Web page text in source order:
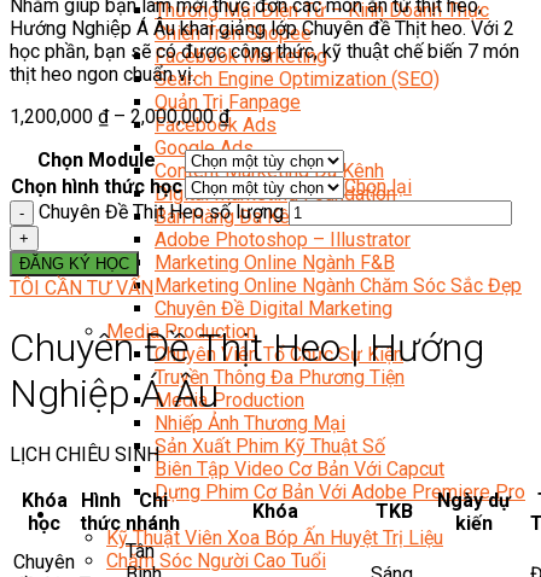
Thương Mại Điện Tử – Kinh Doanh Thực
Chiến Trên Shopee
Facebook Marketing
Search Engine Optimization (SEO)
Quản Trị Fanpage
Facebook Ads
Google Ads
Content Marketing Đa Kênh
Digital Marketing Foundation
Bán Hàng Đa Kênh
Adobe Photoshop – Illustrator
Marketing Online Ngành F&B
Marketing Online Ngành Chăm Sóc Sắc Đẹp
Chuyên Đề Digital Marketing
Media Production
Chuyên Viên Tổ Chức Sự Kiện
Truyền Thông Đa Phương Tiện
Media Production
Nhiếp Ảnh Thương Mại
Sản Xuất Phim Kỹ Thuật Số
Biên Tập Video Cơ Bản Với Capcut
Dựng Phim Cơ Bản Với Adobe Premiere Pro
Sức Khỏe
Kỹ Thuật Viên Xoa Bóp Ấn Huyệt Trị Liệu
Chăm Sóc Người Cao Tuổi
Nhằm giúp bạn làm mới thực đơn các món ăn từ thịt heo,
Hướng Nghiệp Á Âu khai giảng lớp Chuyên đề Thịt heo. Với 2
học phần, bạn sẽ có được công thức, kỹ thuật chế biến 7 món
thịt heo ngon chuẩn vị.
1,200,000 ₫– 2,000,000₫
Chọn Module
Chọn hình thức học
Chọn lại
Chuyên Đề Thịt Heo số lượng
ĐĂNG KÝ HỌC
TÔI CẦN TƯ VẤN
Chuyên Đề Thịt Heo | Hướng
Nghiệp Á Âu
LỊCH CHIÊU SINH
Khóa
học
Hình
thức
Chi
nhánh
Khóa TKB
Ngày dự
kiến
Chuyên
Tân